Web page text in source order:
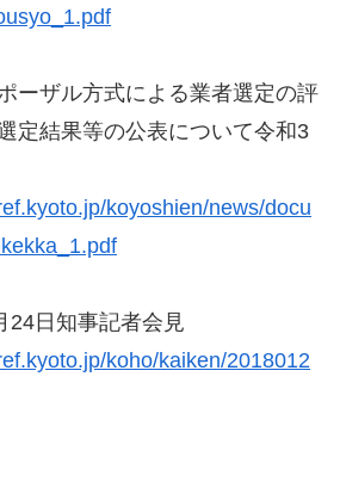
ーザル方式による業者選定の評
定結果等の公表について令和3
koyoshien/news/docu
24日知事記者会見
koho/kaiken/2018012